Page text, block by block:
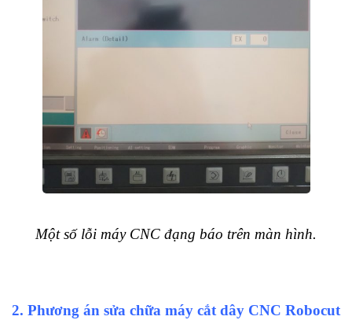
Một số lỗi máy CNC đạng báo trên màn hình.
2. Phương án sửa chữa máy cắt dây CNC Robocut